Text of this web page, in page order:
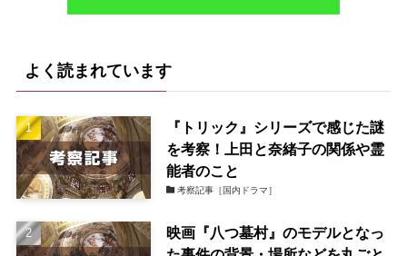
よく読まれています
『トリック』シリーズで感じた謎
を考察！上田と奈緒子の関係や霊
能者のこと
考察記事［国内ドラマ］
映画『八つ墓村』のモデルとなっ